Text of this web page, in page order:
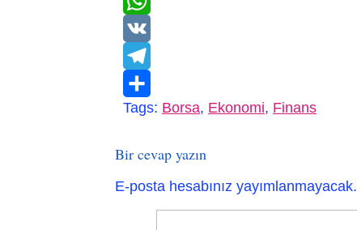
WhatsApp
VK
Telegram
Paylaş
Tags: Borsa, Ekonomi, Finans
Bir cevap yazın
E-posta hesabınız yayımlanmayacak.